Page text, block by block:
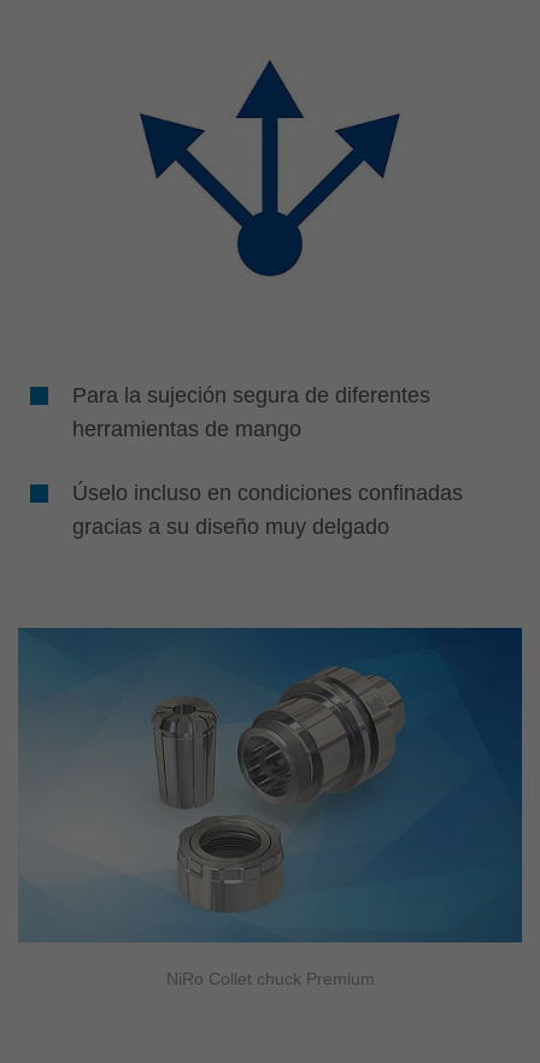
Para la sujeción segura de diferentes
herramientas de mango
Úselo incluso en condiciones confinadas
gracias a su diseño muy delgado
NiRo Collet chuck Premium